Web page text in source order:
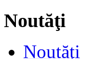
Noutăţi
Noutăți